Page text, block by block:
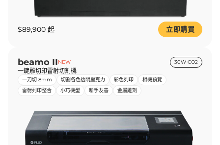
$89,900 起 立即購買
beamo IINEW 30W CO2
一鍵雕切印雷射切割機
一刀切 8mm 切割各色透明壓克力 彩色列印
相機預覽
雷射列印整合
小巧機型 新手友善 金屬雕刻